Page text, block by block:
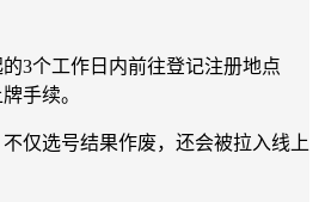
3个工作日内前往登记注册地点
手续。
仅选号结果作废，还会被拉入线上